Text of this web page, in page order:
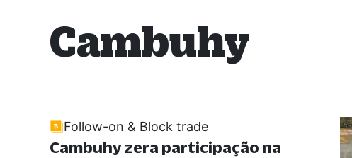
Cambuhy
Follow-on & Block trade
Cambuhy zera participação na